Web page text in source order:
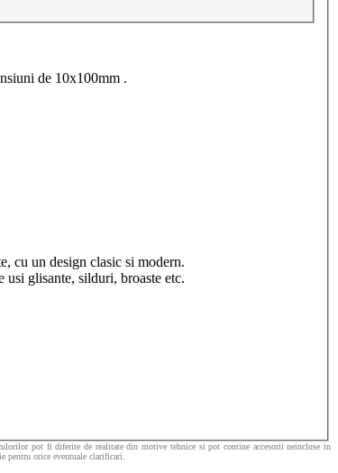
de 10x100mm .
cu un design clasic si modern.
usi glisante, silduri, broaste etc.
pot fi diferite de realitate din motive tehnice si pot contine accesorii neincluse in
pentru orice eventuale clarificari.